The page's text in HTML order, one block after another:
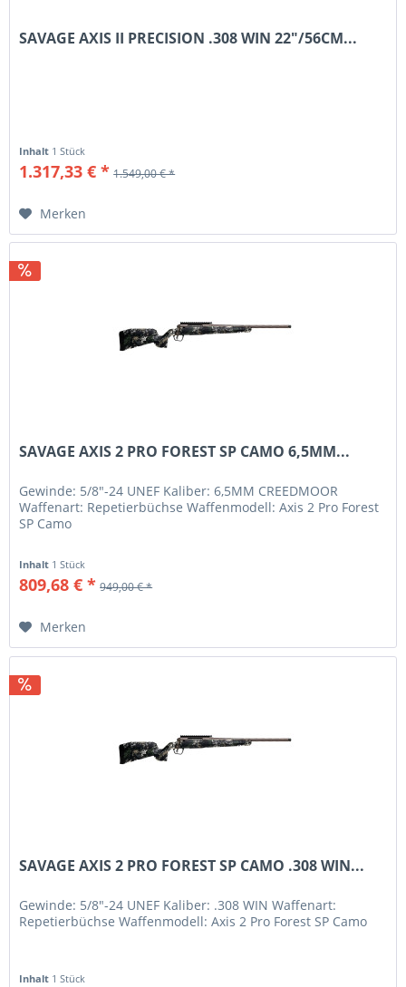
SAVAGE AXIS II PRECISION .308 WIN 22"/56CM...
Inhalt 1 Stück
1.317,33 € * 1.549,00 € *
Merken
SAVAGE AXIS 2 PRO FOREST SP CAMO 6,5MM...
Gewinde: 5/8"-24 UNEF Kaliber: 6,5MM CREEDMOOR
Waffenart: Repetierbüchse Waffenmodell: Axis 2 Pro Forest
SP Camo
Inhalt 1 Stück
809,68 € * 949,00 € *
Merken
SAVAGE AXIS 2 PRO FOREST SP CAMO .308 WIN...
Gewinde: 5/8"-24 UNEF Kaliber: .308 WIN Waffenart:
Repetierbüchse Waffenmodell: Axis 2 Pro Forest SP Camo
Inhalt 1 Stück